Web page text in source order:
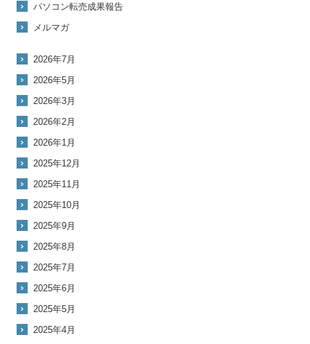
パソコン転売成果報告
メルマガ
2026年7月
2026年5月
2026年3月
2026年2月
2026年1月
2025年12月
2025年11月
2025年10月
2025年9月
2025年8月
2025年7月
2025年6月
2025年5月
2025年4月